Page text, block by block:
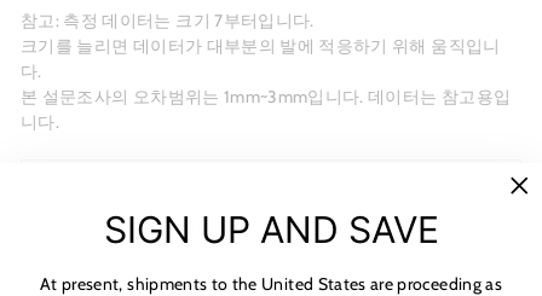
참고: 측정 데이터는 크기 7부터입니다.
크기를 늘리면 데이터가 대부분의 발에 적응하기 위해 움직입니
다.
본 설문조사의 오차범위는 1mm~3mm입니다. 데이터는 참고용입
니다.
SHIPPING & RETURNS
SIGN UP AND SAVE
At present, shipments to the United States are proceeding as